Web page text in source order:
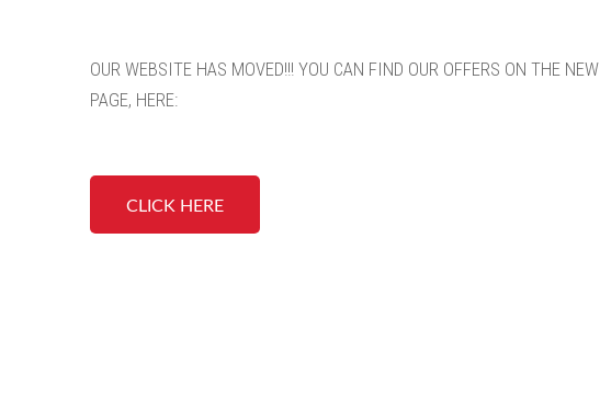
OUR WEBSITE HAS MOVED!!! YOU CAN FIND OUR OFFERS ON THE NEW
PAGE, HERE:
CLICK HERE